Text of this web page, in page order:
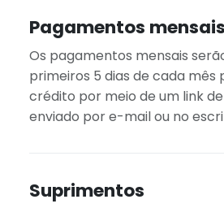
Pagamentos mensais
Os pagamentos mensais
primeiros 5 dias de cada mês
crédito por meio de um link
enviado por e-mail ou no
Suprimentos